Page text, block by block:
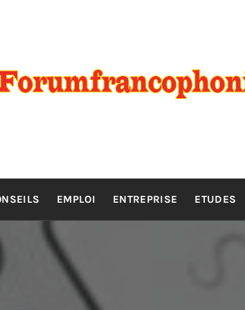
Orientation scolaire, formation &
EMPLOI ENTREPRISE ETUDES